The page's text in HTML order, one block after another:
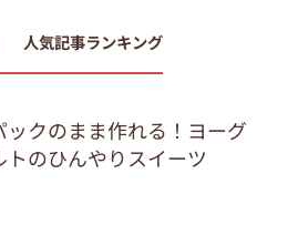
人気記事ランキング
ックのまま作れる！ヨーグ
トのひんやりスイーツ